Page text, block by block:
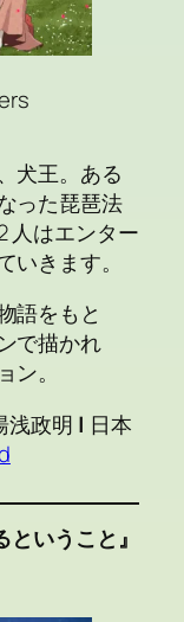
犬王。ある
った琵琶法
人はエンター
きます。
語をもと
で描かれ
。
浅政明 | 日本
ということ』